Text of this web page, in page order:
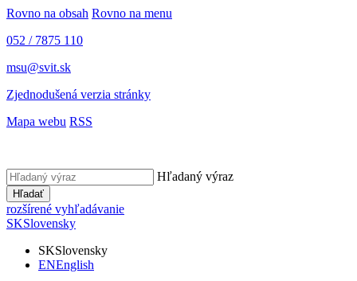
Rovno na obsah Rovno na menu
052 / 7875 110
msu@svit.sk
Zjednodušená verzia stránky
Mapa webu RSS
Hľadaný výraz
Hľadať
rozšírené vyhľadávanie
SKSlovensky
SKSlovensky
ENEnglish